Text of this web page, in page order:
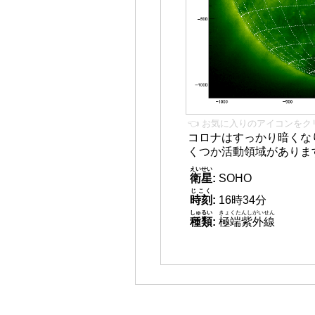
👈 お気に入りのアイコンをク
コロナはすっかり暗く
くつか活動領域がありま
衛星
えいせい
: SOHO
時刻
じこく
: 16時34分
種類
しゅるい
: 極端紫外線
きょくたんしがいせん